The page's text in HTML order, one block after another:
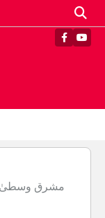
مشرق وسطیٰ